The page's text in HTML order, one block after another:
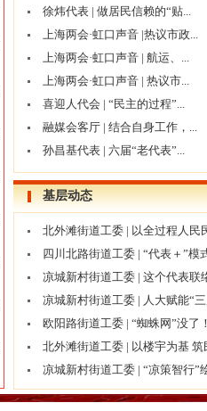
徐炜代表 | 做居民信赖的“贴...
上海两会·虹口声音 |热议市政...
上海两会·虹口声音 | 航运、...
上海两会·虹口声音 | 热议市...
喜迎人代会 | “民主的过程”...
融媒会客厅 | 结合自身工作，...
孙昌基代表 | 六届“老代表”...
基层动态
北外滩街道工委 | 以全过程人
四川北路街道工委 | “代表＋”
凉城新村街道工委 | 这个代表
凉城新村街道工委 | 人大赋能“
欧阳路街道工委 | “蜘蛛网”没
北外滩街道工委 | 以楼宇为基 筑
凉城新村街道工委 | “凉策智行